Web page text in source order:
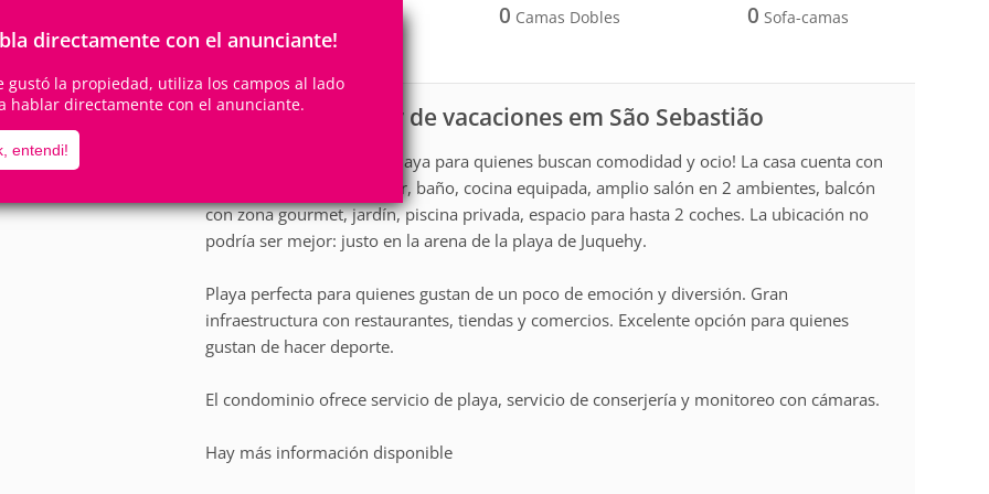
directamente con el anunciante!
gustó la propiedad, utiliza los campos al lado
hablar directamente con el anunciante.
entendi!
5Suites
0 Camas Dobles 0 Sofa-camas
Casa para alquiler de vacaciones em São Sebastião
¡Una casa perfecta en la playa para quienes buscan comodidad y ocio! La casa cuenta con
5 suites, 2 con vista al mar, baño, cocina equipada, amplio salón en 2 ambientes, balcón
con zona gourmet, jardín, piscina privada, espacio para hasta 2 coches. La ubicación no
podría ser mejor: justo en la arena de la playa de Juquehy.
Playa perfecta para quienes gustan de un poco de emoción y diversión. Gran
infraestructura con restaurantes, tiendas y comercios. Excelente opción para quienes
gustan de hacer deporte.
El condominio ofrece servicio de playa, servicio de conserjería y monitoreo con cámaras.
Hay más información disponible